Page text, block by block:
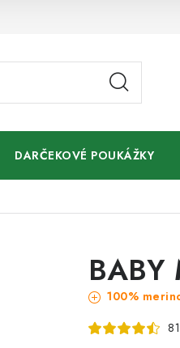
e-shopu
DARČEKOVÉ POUKÁŽKY
BABY
100%